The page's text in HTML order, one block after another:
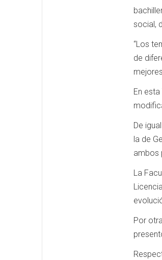
social,
“Los
de
En
De
la de
ambos
La
Por